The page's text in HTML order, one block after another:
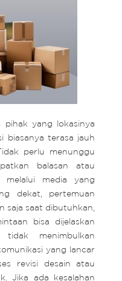
pihak yang lokasinya
biasanya terasa jauh
perlu menunggu
balasan atau
melalui media yang
dekat, pertemuan
saja saat dibutuhkan,
bisa dijelaskan
menimbulkan
yang lancar
revisi desain atau
Jika ada kesalahan